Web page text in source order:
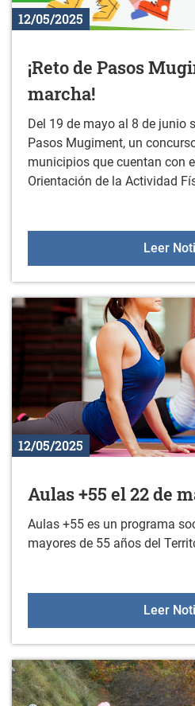
12/05/2025
¡Reto de Pasos
marcha!
Del 19 de mayo al 8 de junio
Pasos Mugiment, un
municipios que cuentan con
Orientación de la Actividad
Leer
12/05/2025
Aulas +55 el 22 de
Aulas +55 es un programa
mayores de 55 años del
Leer